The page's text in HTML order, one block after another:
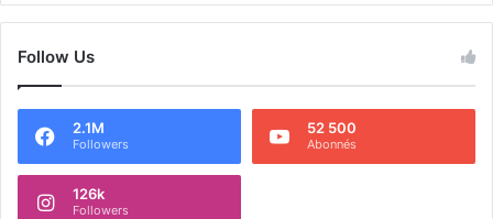
Follow Us
2.1M
Followers
52 500
Abonnés
126k
Followers